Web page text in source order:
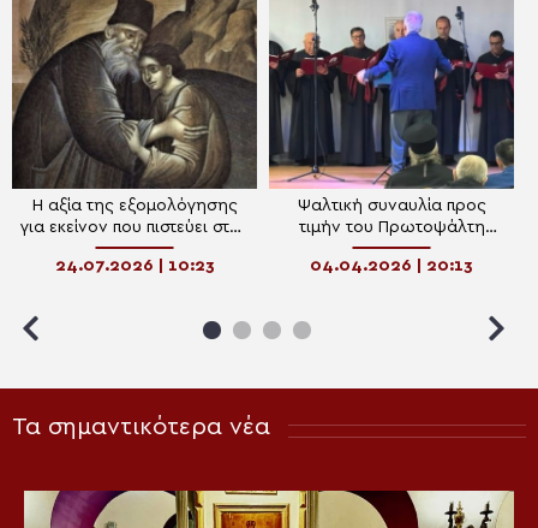
Η αξία της εξομολόγησης
για εκείνον που πιστεύει στον
Χριστό
24.07.2026 | 10:23
Ψαλτική συναυλία προς
τιμήν του Πρωτοψάλτη
Δημητρίου Σύλλα στην
Καλαμπάκα
04.04.2026 | 20:13
Τα σημαντικότερα νέα